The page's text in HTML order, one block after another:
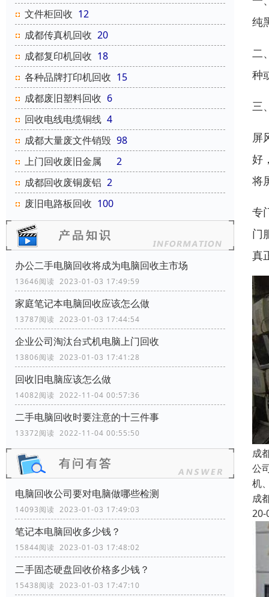
文件柜回收 12
成都传真机回收 20
成都复印机回收 18
各种品牌打印机回收 15
成都废旧塑料回收 6
回收电线电缆铜线 4
成都大量废文件销毁 98
上门回收废旧金属
2
成都回收废铜废铝 2
废旧电路板回收 100
办公二手电脑回收将成为电脑回收主市场
13646阅读 2023-01-03 17:49:59
家庭笔记本电脑回收应该怎么做
13787阅读 2023-01-03 17:44:54
企业公司淘汰台式机电脑上门回收
13806阅读 2023-01-03 17:41:28
回收旧电脑应该怎么做
14082阅读 2022-11-04 00:57:36
二手电脑回收时要注意的十三件事
13372阅读 2022-11-04 00:55:50
电脑回收公司要对电脑做哪些检测
14093阅读 2023-01-03 17:49:03
笔记本电脑回收多少钱？
15844阅读 2023-01-03 17:48:02
二手固态硬盘回收价格多少钱？
15438阅读 2023-01-03 17:47:10
纯
二
种
三
屏
好
将
专
门
真
成
公
机
成
20-